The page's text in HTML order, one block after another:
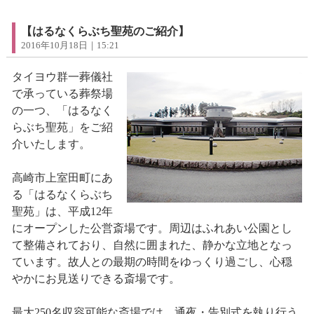
【はるなくらぶち聖苑のご紹介】
2016年10月18日｜15:21
タイヨウ群一葬儀社
で承っている葬祭場
の一つ、「はるなく
らぶち聖苑」をご紹
介いたします。
高崎市上室田町にあ
る「はるなくらぶち
聖苑」は、平成12年
にオープンした公営斎場です。周辺はふれあい公園とし
て整備されており、自然に囲まれた、静かな立地となっ
ています。故人との最期の時間をゆっくり過ごし、心穏
やかにお見送りできる斎場です。